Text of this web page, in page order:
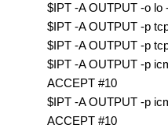
$IPT -A OUTPUT -o lo
$IPT -A OUTPUT -p
$IPT -A OUTPUT -p
$IPT -A OUTPUT -p
ACCEPT #10
$IPT -A OUTPUT -p
ACCEPT #10